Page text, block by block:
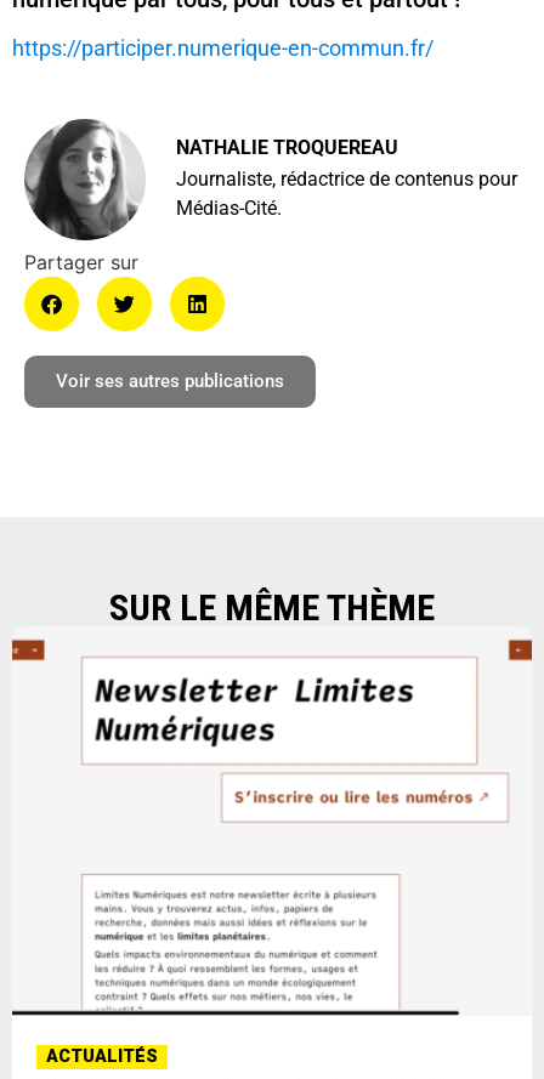
https://participer.numerique-en-commun.fr/
NATHALIE TROQUEREAU
Journaliste, rédactrice de contenus pour
Médias-Cité.
Voir ses autres publications
SUR LE MÊME THÈME
ACTUALITÉS